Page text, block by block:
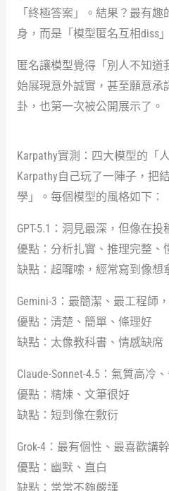
「終極答案」。結果？最有
身，而是「模型匿名互相diss
匿名讓模型覺得「別人不知道
始展現意外誠實，甚至願意承
卦，也第一次被公開展示了。
Karpathy實測：四大模型的「
Karpathy自己玩了一陣子，把
學」。每個模型的風格如下：
GPT-5.1：洞見最深，但像在投
優點：分析扎實、推理完整、
缺點：超囉嗦，經常寫到像想
Gemini-3：最簡潔、最工程師
優點：清楚、簡單、條理好
缺點：太像教科書、情感缺席
Claude-Sonnet-4.5：氣質高冷
優點：精煉、文筆很好
缺點：短到像在敷衍
Grok-4：最有個性、最喜歡講
優點：幽默、直白
缺點：常常不夠嚴謹